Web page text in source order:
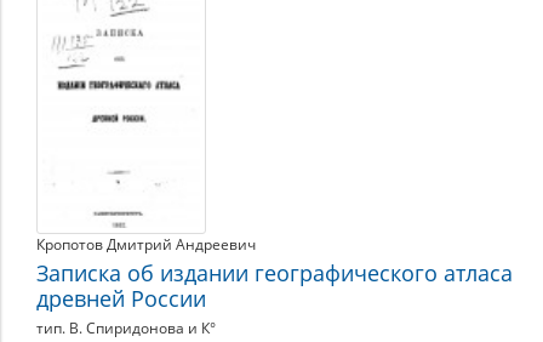
Кропотов Дмитрий Андреевич
Записка об издании географического атласа
древней России
тип. В. Спиридонова и К°